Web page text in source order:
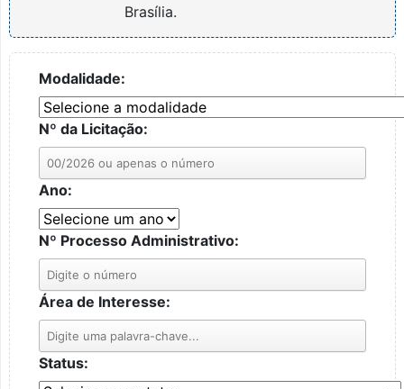
Brasília.
Modalidade:
Nº da Licitação:
Ano:
Nº Processo Administrativo:
Área de Interesse:
Status: